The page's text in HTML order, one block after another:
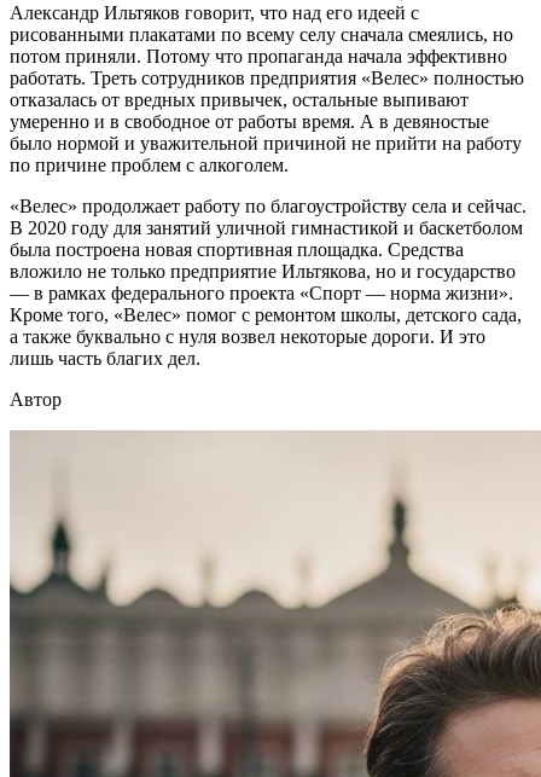
Александр Ильтяков говорит, что над его идеей с
рисованными плакатами по всему селу сначала смеялись, но
потом приняли. Потому что пропаганда начала эффективно
работать. Треть сотрудников предприятия «Велес» полностью
отказалась от вредных привычек, остальные выпивают
умеренно и в свободное от работы время. А в девяностые
было нормой и уважительной причиной не прийти на работу
по причине проблем с алкоголем.
«Велес» продолжает работу по благоустройству села и сейчас.
В 2020 году для занятий уличной гимнастикой и баскетболом
была построена новая спортивная площадка. Средства
вложило не только предприятие Ильтякова, но и государство
— в рамках федерального проекта «Спорт — норма жизни».
Кроме того, «Велес» помог с ремонтом школы, детского сада,
а также буквально с нуля возвел некоторые дороги. И это
лишь часть благих дел.
Автор